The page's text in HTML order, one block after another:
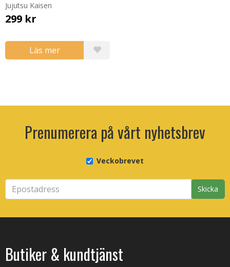
Jujutsu Kaisen
299 kr
Läs mer
Prenumerera på vårt nyhetsbrev
Veckobrevet
Skicka
Butiker & kundtjänst